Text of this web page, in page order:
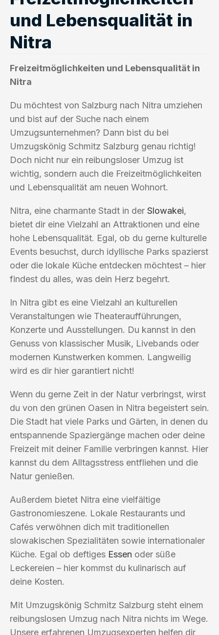
und Lebensqualität in
Nitra
Freizeitmöglichkeiten und Lebensqualität in
Nitra
Du möchtest von Salzburg nach Nitra umziehen
und bist auf der Suche nach einem
Umzugsunternehmen? Dann bist du bei
Umzugskönig Schmitz Salzburg genau richtig!
Doch nicht nur ein reibungsloser Umzug ist
wichtig, sondern auch die Freizeitmöglichkeiten
und Lebensqualität am neuen Wohnort.
Nitra, eine charmante Stadt in der Slowakei,
bietet dir eine Vielzahl an Attraktionen und eine
hohe Lebensqualität. Egal, ob du gerne kulturelle
Events besuchst, durch idyllische Parks spazierst
oder die lokale Küche entdecken möchtest – hier
findest du alles, was dein Herz begehrt.
In Nitra gibt es eine Vielzahl an kulturellen
Veranstaltungen wie Theateraufführungen,
Konzerte und Ausstellungen. Du kannst in den
Genuss von klassischer Musik, Livebands oder
modernen Kunstwerken kommen. Langweilig
wird es dir hier garantiert nicht!
Wenn du gerne Zeit in der Natur verbringst, wirst
du von den grünen Oasen in Nitra begeistert sein.
Die Stadt hat viele Parks und Gärten, in denen du
entspannende Spaziergänge machen oder deine
Freizeit mit deiner Familie verbringen kannst. Hier
kannst du dem Alltagsstress entfliehen und die
Natur genießen.
Außerdem bietet Nitra eine vielfältige
Gastronomieszene. Lokale Restaurants und
Cafés verwöhnen dich mit traditionellen
slowakischen Spezialitäten sowie internationaler
Küche. Egal ob deftiges Essen oder süße
Leckereien – hier kommst du kulinarisch auf
deine Kosten.
Mit Umzugskönig Schmitz Salzburg steht einem
reibungslosen Umzug nach Nitra nichts im Wege.
Unsere erfahrenen Umzugsexperten helfen dir